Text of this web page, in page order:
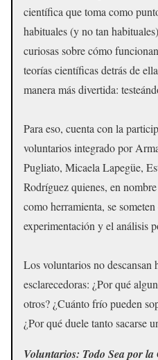
científica que toma como
habituales (y no tan
curiosas sobre cómo
teorías científicas detrás de
manera más divertida:
Para eso, cuenta con la
voluntarios integrado por
Pugliato, Micaela Lapegüe,
Rodríguez quienes, en
como herramienta, se
experimentación y el análisis
Los voluntarios no descansan
esclarecedoras: ¿Por qué
otros? ¿Cuánto frío pueden
¿Por qué duele tanto sacarse
Voluntarios: Todo Sea por la